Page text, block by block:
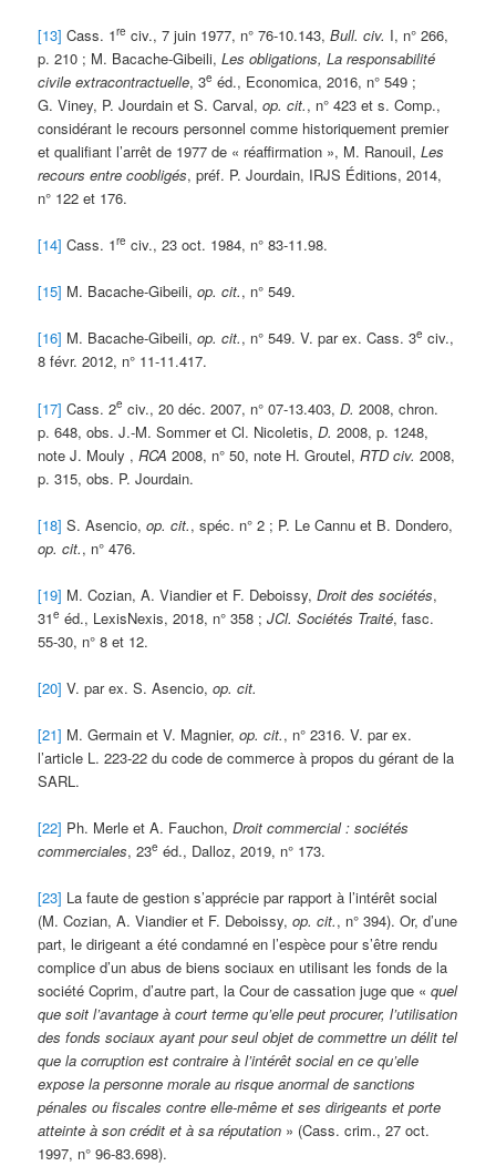
[13] Cass. 1re civ., 7 juin 1977, n° 76-10.143,Bull. civ. I, n° 266,
p. 210 ; M. Bacache-Gibeili,Les obligations, La responsabilité
civile extracontractuelle, 3e éd., Economica, 2016, n° 549 ;
G. Viney, P. Jourdain et S. Carval,op. cit., n° 423 et s. Comp.,
considérant le recours personnel comme historiquement premier
et qualifiant l’arrêt de 1977 de « réaffirmation », M. Ranouil,Les
recours entre coobligés, préf. P. Jourdain, IRJS Éditions, 2014,
n° 122 et 176.
[14] Cass. 1re civ., 23 oct. 1984, n° 83-11.98.
[15] M. Bacache-Gibeili,op. cit., n° 549.
[16] M. Bacache-Gibeili,op. cit., n° 549. V. par ex. Cass. 3e civ.,
8 févr. 2012, n° 11-11.417.
[17] Cass. 2e civ., 20 déc. 2007, n° 07-13.403,D. 2008, chron.
p. 648, obs. J.-M. Sommer et Cl. Nicoletis,D. 2008, p. 1248,
note J. Mouly ,RCA 2008, n° 50, note H. Groutel,RTD civ. 2008,
p. 315, obs. P. Jourdain.
[18] S. Asencio,op. cit., spéc. n° 2 ; P. Le Cannu et B. Dondero,
op. cit., n° 476.
[19] M. Cozian, A. Viandier et F. Deboissy,Droit des sociétés,
31e éd., LexisNexis, 2018, n° 358 ;JCl. Sociétés Traité, fasc.
55-30, n° 8 et 12.
[20] V. par ex. S. Asencio,op. cit.
[21] M. Germain et V. Magnier,op. cit., n° 2316. V. par ex.
l’article L. 223-22 du code de commerce à propos du gérant de la
SARL.
[22] Ph. Merle et A. Fauchon,Droit commercial : sociétés
commerciales, 23e éd., Dalloz, 2019, n° 173.
[23] La faute de gestion s’apprécie par rapport à l’intérêt social
(M. Cozian, A. Viandier et F. Deboissy,op. cit., n° 394). Or, d’une
part, le dirigeant a été condamné en l’espèce pour s’être rendu
complice d’un abus de biens sociaux en utilisant les fonds de la
société Coprim, d’autre part, la Cour de cassation juge que «quel
que soit l’avantage à court terme qu’elle peut procurer, l’utilisation
des fonds sociaux ayant pour seul objet de commettre un délit tel
que la corruption est contraire à l’intérêt social en ce qu’elle
expose la personne morale au risque anormal de sanctions
pénales ou fiscales contre elle-même et ses dirigeants et porte
atteinte à son crédit et à sa réputation » (Cass. crim., 27 oct.
1997, n° 96-83.698).